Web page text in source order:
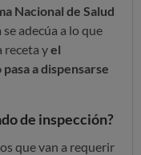
Nacional de Salud
adecúa a lo que
receta yel
a dispensarse
de inspección?
que van a requerir